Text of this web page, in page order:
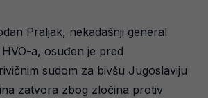
Praljak, nekadašnji general
a, osuđen je pred
sudom za bivšu Jugoslaviju
zatvora zbog zločina protiv